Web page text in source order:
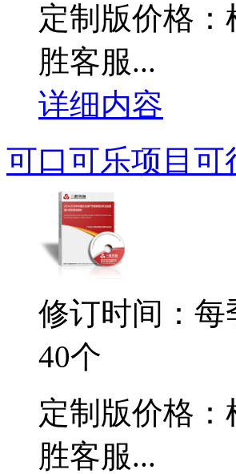
定制版价格
胜客服...
详细内容
可口可乐项目可
修订时间：每
40个
定制版价格
胜客服...